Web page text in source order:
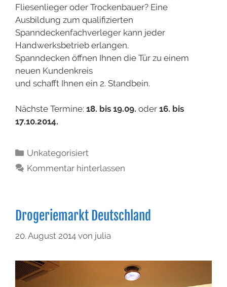
Fliesenlieger oder Trockenbauer? Eine
Ausbildung zum qualifizierten
Spanndeckenfachverleger kann jeder
Handwerksbetrieb erlangen.
Spanndecken öffnen Ihnen die Tür zu einem
neuen Kundenkreis
und schafft Ihnen ein 2. Standbein.
Nächste Termine: 18. bis 19.09. oder 16. bis
17.10.2014.
Unkategorisiert
Kommentar hinterlassen
Drogeriemarkt Deutschland
20. August 2014 von julia